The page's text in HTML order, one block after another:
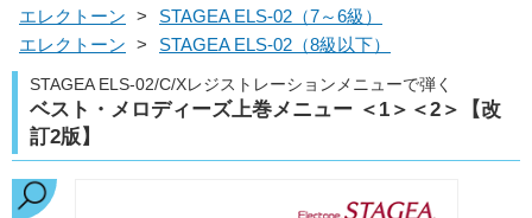
エレクトーン >
STAGEA ELS-02（7～6級）
エレクトーン > STAGEA ELS-02（8級以下）
STAGEA ELS-02/C/Xレジストレーションメニューで弾く
ベスト・メロディーズ上巻メニュー ＜1＞＜2＞【改
訂2版】